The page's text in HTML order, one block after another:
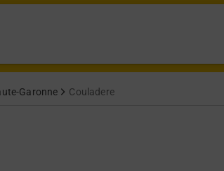
Garonne Couladere